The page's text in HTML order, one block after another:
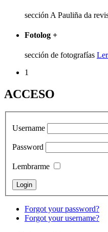
sección A Pauliña da
Fotolog +
sección de fotografías
1
ACCESO
Username
Password
Lembrarme
Forgot your password?
Forgot your username?